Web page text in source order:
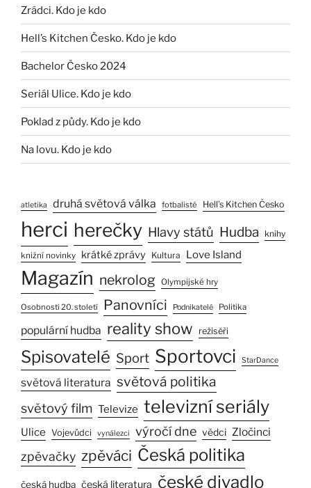
Zrádci. Kdo je kdo
Hell’s Kitchen Česko. Kdo je kdo
Bachelor Česko 2024
Seriál Ulice. Kdo je kdo
Poklad z půdy. Kdo je kdo
Na lovu. Kdo je kdo
atletika druhá světová válka fotbalisté Hell’s Kitchen Česko
herci herečky Hlavy států Hudba knihy
knižní novinky krátké zprávy Kultura Love Island
Magazín nekrolog Olympijské hry
Osobnosti 20. století Panovníci Podnikatelé Politika
populární hudba reality show režiséři
Spisovatelé Sport Sportovci StarDance
světová literatura světová politika
světový film Televize televizní seriály
Ulice Vojevůdci vynálezci výročí dne vědci Zločinci
zpěvačky zpěváci Česká politika
česká hudba česká literatura české divadlo